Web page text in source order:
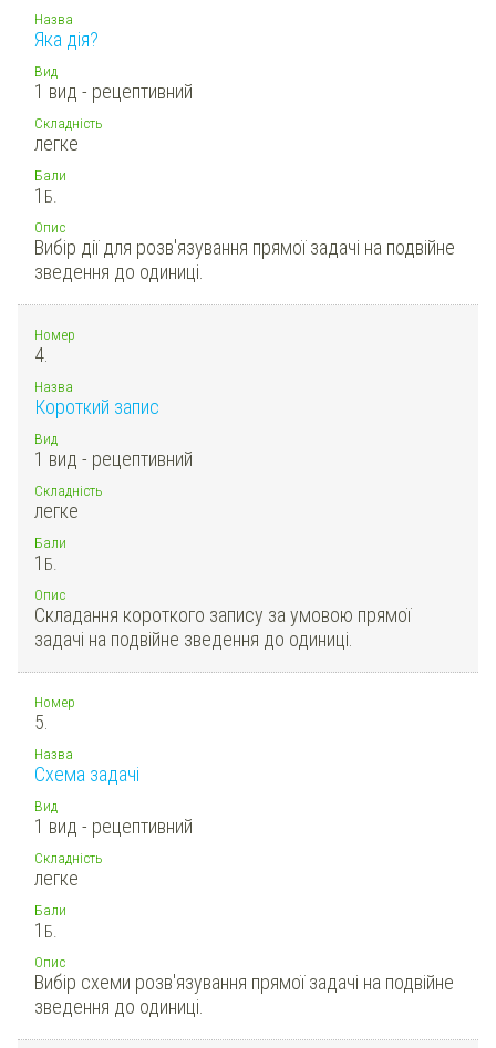
Назва
Яка дія?
Вид
1 вид - рецептивний
Складність
легке
Бали
1 Б.
Опис
Вибір дії для розв'язування прямої задачі на подвійне
зведення до одиниці.
Номер
4.
Назва
Короткий запис
Вид
1 вид - рецептивний
Складність
легке
Бали
1 Б.
Опис
Складання короткого запису за умовою прямої
задачі на подвійне зведення до одиниці.
Номер
5.
Назва
Схема задачі
Вид
1 вид - рецептивний
Складність
легке
Бали
1 Б.
Опис
Вибір схеми розв'язування прямої задачі на подвійне
зведення до одиниці.